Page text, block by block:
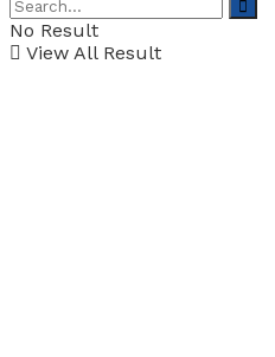
No Result
View All Result